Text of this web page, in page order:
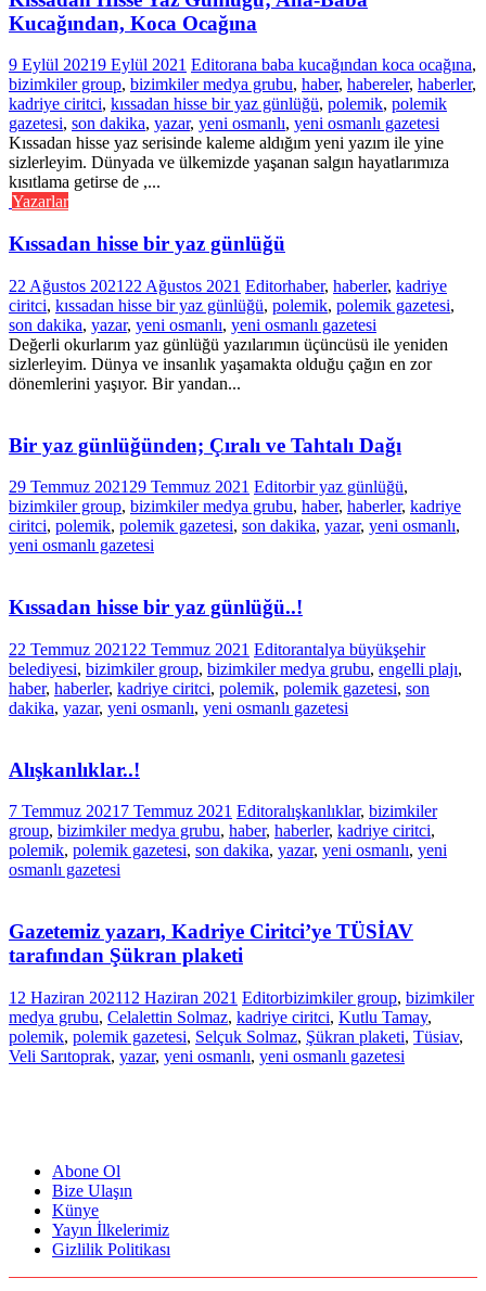
Kucağından, Koca Ocağına
9 Eylül 20219 Eylül 2021 Editorana baba kucağından koca ocağına,
bizimkiler group, bizimkiler medya grubu, haber, habereler, haberler,
kadriye ciritci, kıssadan hisse bir yaz günlüğü, polemik, polemik
gazetesi, son dakika, yazar, yeni osmanlı, yeni osmanlı gazetesi
Kıssadan hisse yaz serisinde kaleme aldığım yeni yazım ile yine
sizlerleyim. Dünyada ve ülkemizde yaşanan salgın hayatlarımıza
kısıtlama getirse de ,...
Yazarlar
Kıssadan hisse bir yaz günlüğü
22 Ağustos 2021 22 Ağustos 2021 Editorhaber, haberler, kadriye
ciritci, kıssadan hisse bir yaz günlüğü, polemik, polemik gazetesi,
son dakika, yazar, yeni osmanlı, yeni osmanlı gazetesi
Değerli okurlarım yaz günlüğü yazılarımın üçüncüsü ile yeniden
sizlerleyim. Dünya ve insanlık yaşamakta olduğu çağın en zor
dönemlerini yaşıyor. Bir yandan...
Bir yaz günlüğünden; Çıralı ve Tahtalı Dağı
29 Temmuz 2021 29 Temmuz 2021 Editorbir yaz günlüğü,
bizimkiler group, bizimkiler medya grubu, haber, haberler, kadriye
ciritci, polemik, polemik gazetesi, son dakika, yazar, yeni osmanlı,
yeni osmanlı gazetesi
Kıssadan hisse bir yaz günlüğü..!
22 Temmuz 2021 22 Temmuz 2021 Editorantalya büyükşehir
belediyesi, bizimkiler group, bizimkiler medya grubu, engelli plajı,
haber, haberler, kadriye ciritci, polemik, polemik gazetesi, son
dakika, yazar, yeni osmanlı, yeni osmanlı gazetesi
Alışkanlıklar..!
7 Temmuz 2021 7 Temmuz 2021 Editoralışkanlıklar, bizimkiler
group, bizimkiler medya grubu, haber, haberler, kadriye ciritci,
polemik, polemik gazetesi, son dakika, yazar, yeni osmanlı, yeni
osmanlı gazetesi
Gazetemiz yazarı, Kadriye Ciritci’ye TÜSİAV
tarafından Şükran plaketi
12 Haziran 202112 Haziran 2021 Editorbizimkiler group, bizimkiler
medya grubu, Celalettin Solmaz, kadriye ciritci, Kutlu Tamay,
polemik, polemik gazetesi, Selçuk Solmaz, Şükran plaketi, Tüsiav,
Veli Sarıtoprak, yazar, yeni osmanlı, yeni osmanlı gazetesi
Abone Ol
Bize Ulaşın
Künye
Yayın İlkelerimiz
Gizlilik Politikası